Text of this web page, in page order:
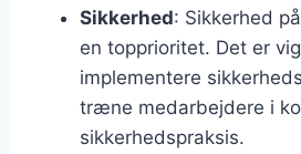
Sikkerhed: Sikkerhed
en topprioritet. Det er
implementere
træne medarbejdere i
sikkerhedspraksis.